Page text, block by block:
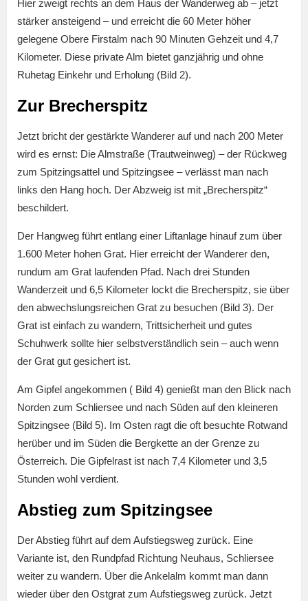
Hier zweigt rechts an dem Haus der Wanderweg ab – jetzt
stärker ansteigend – und erreicht die 60 Meter höher
gelegene Obere Firstalm nach 90 Minuten Gehzeit und 4,7
Kilometer. Diese private Alm bietet ganzjährig und ohne
Ruhetag Einkehr und Erholung (Bild 2).
Zur Brecherspitz
Jetzt bricht der gestärkte Wanderer auf und nach 200 Meter
wird es ernst: Die Almstraße (Trautweinweg) – der Rückweg
zum Spitzingsattel und Spitzingsee – verlässt man nach
links den Hang hoch. Der Abzweig ist mit „Brecherspitz“
beschildert.
Der Hangweg führt entlang einer Liftanlage hinauf zum über
1.600 Meter hohen Grat. Hier erreicht der Wanderer den,
rundum am Grat laufenden Pfad. Nach drei Stunden
Wanderzeit und 6,5 Kilometer lockt die Brecherspitz, sie über
den abwechslungsreichen Grat zu besuchen (Bild 3). Der
Grat ist einfach zu wandern, Trittsicherheit und gutes
Schuhwerk sollte hier selbstverständlich sein – auch wenn
der Grat gut gesichert ist.
Am Gipfel angekommen ( Bild 4) genießt man den Blick nach
Norden zum Schliersee und nach Süden auf den kleineren
Spitzingsee (Bild 5). Im Osten ragt die oft besuchte Rotwand
herüber und im Süden die Bergkette an der Grenze zu
Österreich. Die Gipfelrast ist nach 7,4 Kilometer und 3,5
Stunden wohl verdient.
Abstieg zum Spitzingsee
Der Abstieg führt auf dem Aufstiegsweg zurück. Eine
Variante ist, den Rundpfad Richtung Neuhaus, Schliersee
weiter zu wandern. Über die Ankelalm kommt man dann
wieder über den Ostgrat zum Aufstiegsweg zurück. Jetzt